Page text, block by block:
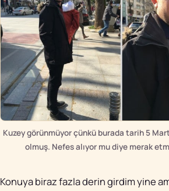
Kuzey görünmüyor çünkü burada tarih 5
olmuş. Nefes alıyor mu diye merak
Konuya biraz fazla derin girdim yine